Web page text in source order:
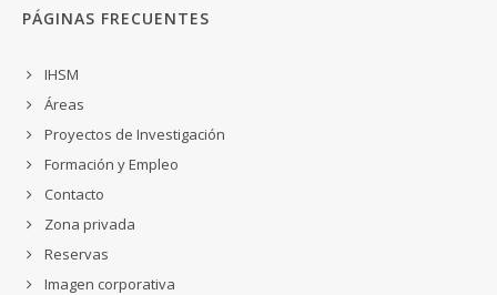
PÁGINAS FRECUENTES
IHSM
Áreas
Proyectos de Investigación
Formación y Empleo
Contacto
Zona privada
Reservas
Imagen corporativa